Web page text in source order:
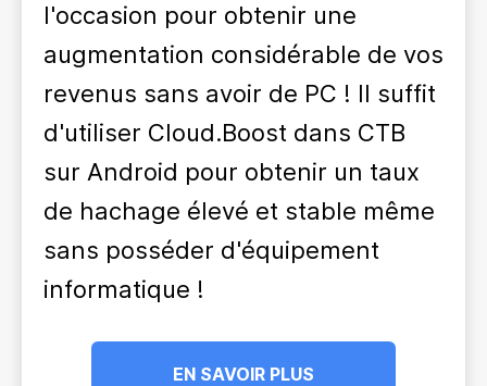
l'occasion pour obtenir une
augmentation considérable de vos
revenus sans avoir de PC ! Il suffit
d'utiliser Cloud.Boost dans CTB
sur Android pour obtenir un taux
de hachage élevé et stable même
sans posséder d'équipement
informatique !
EN SAVOIR PLUS